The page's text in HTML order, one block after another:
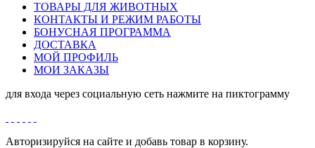
ТОВАРЫ ДЛЯ ЖИВОТНЫХ
КОНТАКТЫ И РЕЖИМ РАБОТЫ
БОНУСНАЯ ПРОГРАММА
ДОСТАВКА
МОЙ ПРОФИЛЬ
МОИ ЗАКАЗЫ
для входа через социальную сеть нажмите на пиктограмму
Авторизируйся на сайте и добавь товар в корзину.